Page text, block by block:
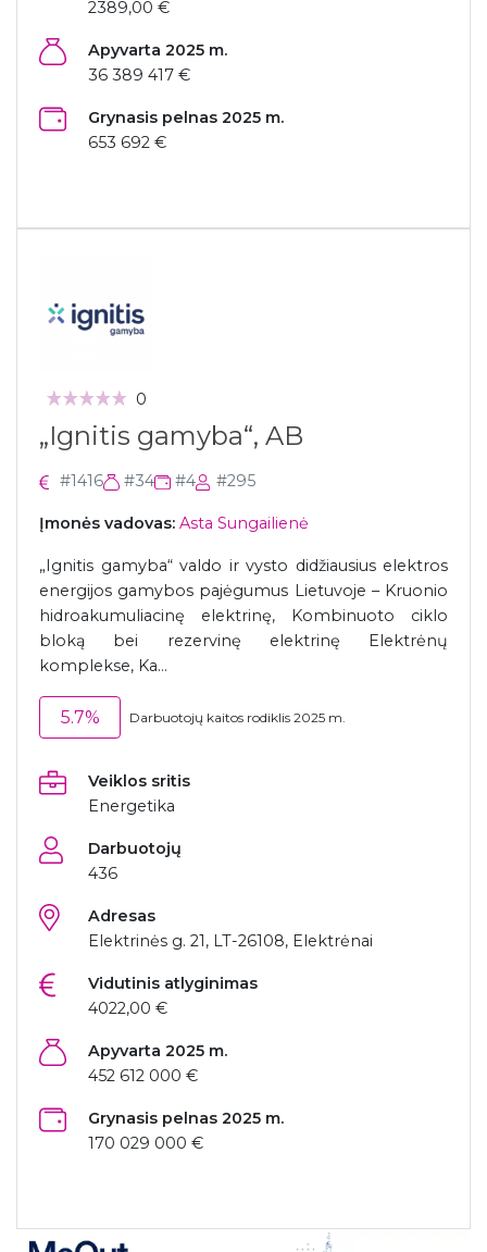
2389,00 €
Apyvarta 2025 m.
36 389 417 €
Grynasis pelnas 2025 m.
653 692 €
0
„Ignitis gamyba“, AB
#1416 #34 #4 #295
Įmonės vadovas: Asta Sungailienė
„Ignitis gamyba“ valdo ir vysto didžiausius elektros
energijos gamybos pajėgumus Lietuvoje – Kruonio
hidroakumuliacinę elektrinę, Kombinuoto ciklo
bloką bei rezervinę elektrinę Elektrėnų
komplekse, Ka...
5.7% Darbuotojų kaitos rodiklis 2025 m.
Veiklos sritis
Energetika
Darbuotojų
436
Adresas
Elektrinės g. 21, LT-26108, Elektrėnai
Vidutinis atlyginimas
4022,00 €
Apyvarta 2025 m.
452 612 000 €
Grynasis pelnas 2025 m.
170 029 000 €